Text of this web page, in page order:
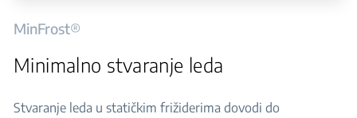
MinFrost®
Minimalno stvaranje leda
Stvaranje leda u statičkim frižiderima dovodi do